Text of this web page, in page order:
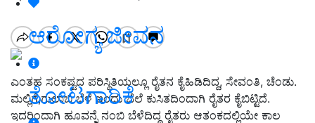
ಆರೋಗ್ಯ ಜೀವನ
ತೋಟಗಾರಿಕೆ
ಎಂತಹ ಸಂಕಷ್ಟದ ಪರಿಸ್ಥಿತಿಯಲ್ಲೂ ರೈತನ ಕೈಹಿಡಿದಿದ್ದ, ಸೇವಂತಿ, ಚೆಂಡು.
ಮಲ್ಲಿಗೆ,ಗುಲಾಬಿ ಬೆಳೆ ಇಂದು ಬೆಲೆ ಕುಸಿತದಿಂದಾಗಿ ರೈತರ ಕೈಬಿಟ್ಟಿದೆ.
ಇದರಿಂದಾಗಿ ಹೂವನ್ನೆ ನಂಬಿ ಬೆಳೆದಿದ್ದ ರೈತರು ಆತಂಕದಲ್ಲಿಯೇ ಕಾಲ